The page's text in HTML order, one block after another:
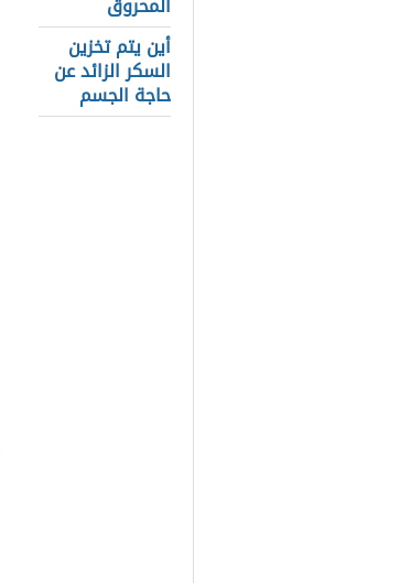
أين يتم تخزين
السكر الزائد عن
حاجة الجسم